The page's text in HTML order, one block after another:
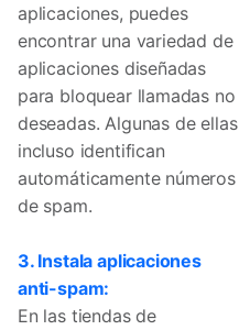
aplicaciones, puedes
encontrar una variedad de
aplicaciones diseñadas
para bloquear llamadas no
deseadas. Algunas de ellas
incluso identifican
automáticamente números
de spam.
3. Instala aplicaciones
anti-spam:
En las tiendas de